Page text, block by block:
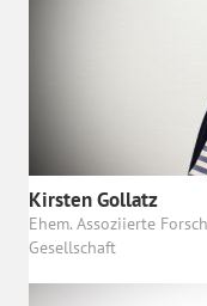
Kirsten Gollatz
Ehem. Assoziierte
Gesellschaft